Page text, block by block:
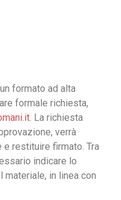
formato ad alta
formale richiesta,
. La richiesta
verrà
e restituire firmato. Tra
indicare lo
in linea con